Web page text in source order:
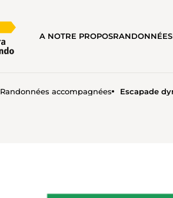
A NOTRE PROPOSRANDONNÉES
Randonnées accompagnées Escapade